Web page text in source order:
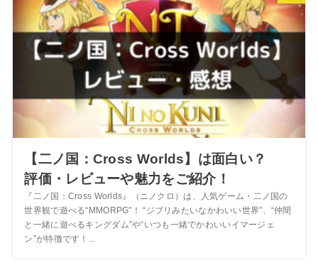
【二ノ国：Cross Worlds】は面白い？
評価・レビューや魅力をご紹介！
『二ノ国：Cross Worlds』（ニノクロ）は、人気ゲーム・二ノ国の
世界観で遊べる“MMORPG”！ “ジブリみたいなかわいい世界”、“仲間
と一緒に遊べるキングダム”や“いつも一緒でかわいいイマージェ
ン”が特徴です！...